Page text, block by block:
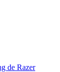
de Razer